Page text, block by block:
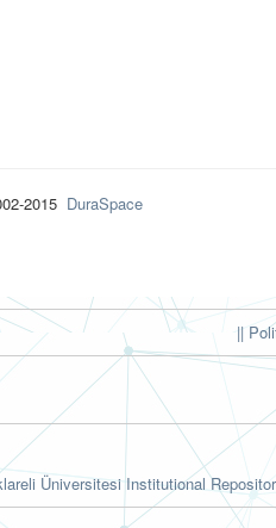
2015 DuraSpace
||
Üniversitesi Institutional